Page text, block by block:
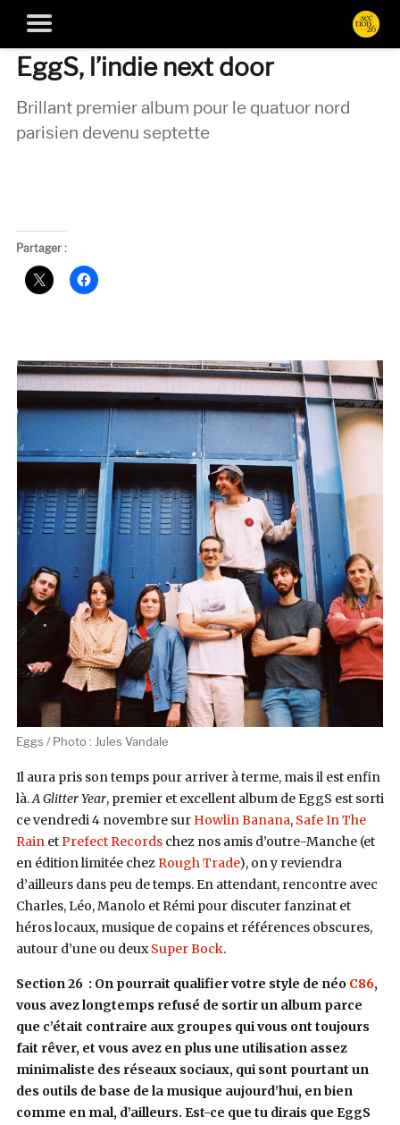
EggS, l’indie next door
Brillant premier album pour le quatuor nord
parisien devenu septette
Partager :
Eggs / Photo : Jules Vandale
Il aura pris son temps pour arriver à terme, mais il est enfin
là.A Glitter Year, premier et excellent album de EggS est sorti
ce vendredi 4 novembre sur Howlin Banana, Safe In The
RainetPrefect Recordschez nos amis d’outre-Manche (et
en édition limitée chezRough Trade), on y reviendra
d’ailleurs dans peu de temps. En attendant, rencontre avec
Charles, Léo, Manolo et Rémi pour discuter fanzinat et
héros locaux, musique de copains et références obscures,
autour d’une ou deuxSuper Bock.
Section 26 : On pourrait qualifier votre style de néo C86,
vous avez longtemps refusé de sortir un album parce
que c’était contraire aux groupes qui vous ont toujours
fait rêver, et vous avez en plus une utilisation assez
minimaliste des réseaux sociaux, qui sont pourtant un
des outils de base de la musique aujourd’hui, en bien
comme en mal, d’ailleurs. Est-ce que tu dirais que EggS